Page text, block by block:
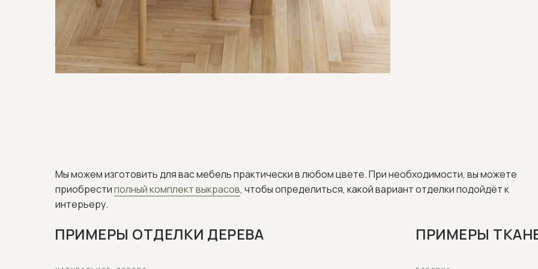
ПРИМЕРЫ
ПРИМЕРЫ ОТДЕЛКИ ДЕРЕВА
Мы можем изготовить для вас мебель практически в любом цвете. При необходимости, вы можете
приобрестиполный комплект выкрасов, чтобы определиться, какой вариант отделки подойдёт к
интерьеру.